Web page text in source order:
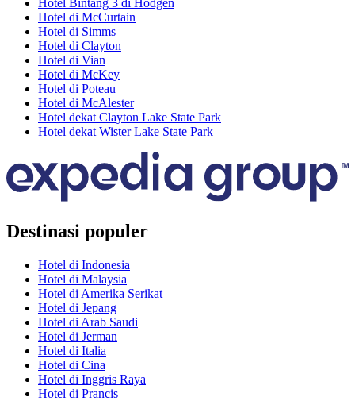
Hotel di McCurtain
Hotel di Simms
Hotel di Clayton
Hotel di Vian
Hotel di McKey
Hotel di Poteau
Hotel di McAlester
Hotel dekat Clayton Lake State Park
Hotel dekat Wister Lake State Park
Destinasi populer
Hotel di Indonesia
Hotel di Malaysia
Hotel di Amerika Serikat
Hotel di Jepang
Hotel di Arab Saudi
Hotel di Jerman
Hotel di Italia
Hotel di Cina
Hotel di Inggris Raya
Hotel di Prancis